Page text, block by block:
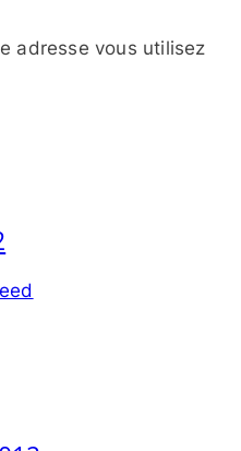
adresse vous utilisez